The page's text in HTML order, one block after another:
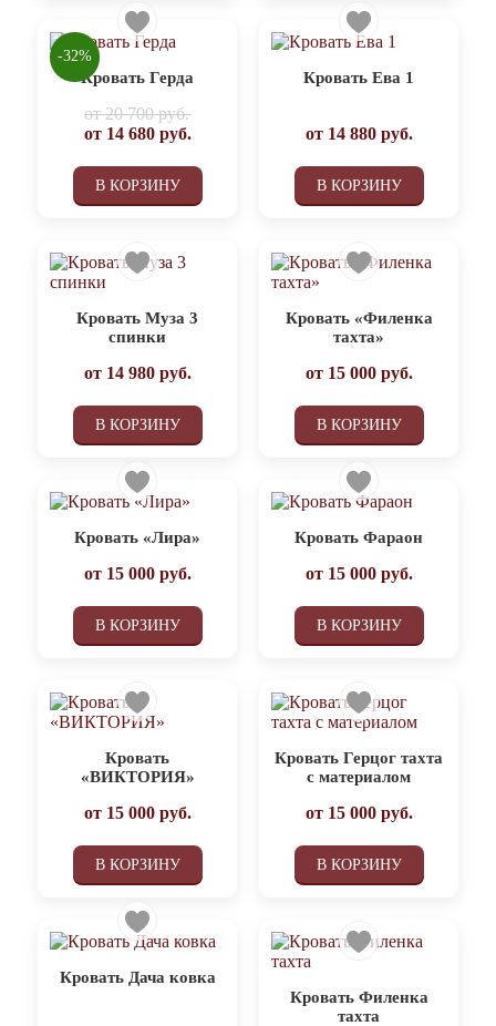
Кровать Герда
от20 700 руб.
от 14 680руб.
В КОРЗИНУ
-32%
Кровать Ева 1
от 14 880руб.
В КОРЗИНУ
Кровать Муза 3
спинки
от 14 980руб.
В КОРЗИНУ
Кровать «Филенка
тахта»
от 15 000руб.
В КОРЗИНУ
Кровать «Лира»
от 15 000руб.
В КОРЗИНУ
Кровать Фараон
от 15 000руб.
В КОРЗИНУ
Кровать
«ВИКТОРИЯ»
от 15 000руб.
В КОРЗИНУ
Кровать Герцог тахта
с материалом
от 15 000руб.
В КОРЗИНУ
Кровать Дача ковка
Кровать Филенка
тахта